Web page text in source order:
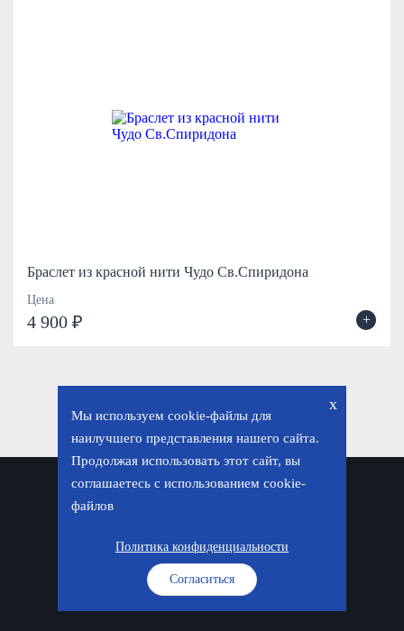
Браслет из красной нити Чудо Св.Спиридона
Цена
4 900 ₽ +
x
Мы используем cookie-файлы для
наилучшего представления нашего сайта.
Продолжая использовать этот сайт, вы
соглашаетесь с использованием cookie-
файлов
Согласиться
Политика конфиденциальности